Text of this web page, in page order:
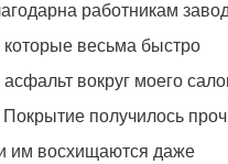
работникам
которые весьма быстро
асфальт вокруг моего
Покрытие получилось
им восхищаются даже